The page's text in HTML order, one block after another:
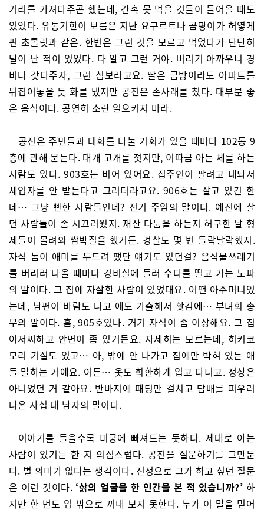
거리를 가져다주곤 했는데, 간혹 못 먹을 것들이 들어올 때도
있었다. 유통기한이 보름은 지난 요구르트나 곰팡이가 허옇게
핀 초콜릿과 같은. 한번은 그런 것을 모르고 먹었다가 단단히
탈이 난 적이 있었다. 다 알고 그런 거야. 버리기 아까우니 경
비나 갖다주자, 그런 심보라고요. 딸은 금방이라도 아파트를
뒤집어놓을 듯 화를 냈지만 공진은 손사래를 쳤다. 대부분 좋
은 음식이다. 공연히 소란 일으키지 마라.
공진은 주민들과 대화를 나눌 기회가 있을 때마다 102동 9
층에 관해 묻는다. 대개 고개를 젓지만, 이따금 아는 체를 하는
사람도 있다. 903호는 비어 있어요. 집주인이 팔려고 내놔서
세입자를 안 받는다고 그러더라고요. 906호는 살고 있긴 한
데… 그냥 빤한 사람들인데? 전기 주임의 말이다. 예전에 살
던 사람들이 좀 시끄러웠지. 재산 다툼을 하는지 허구한 날 형
제들이 몰려와 쌈박질을 했거든. 경찰도 몇 번 들락날락했지.
자식 놈이 애미를 두드려 팼단 얘기도 있던걸? 음식물쓰레기
를 버리러 나올 때마다 경비실에 들러 수다를 떨고 가는 노파
의 말이다. 그 집에 자살한 사람이 있었대요. 어떤 아주머니였
는데, 남편이 바람도 나고 애도 가출해서 홧김에… 부녀회 총
무의 말이다. 흠, 905호였나. 거기 자식이 좀 이상해요. 그 집
아저씨하고 안면이 좀 있거든요. 자세히는 모르는데, 히키코
모리 기질도 있고… 아, 밖에 안 나가고 집에만 박혀 있는 애
들 말하는 거예요. 여튼… 옷도 희한하게 입고 다니고. 정상은
아니었던 거 같아요. 반바지에 패딩만 걸치고 담배를 피우러
나온 사십 대 남자의 말이다.
이야기를 들을수록 미궁에 빠져드는 듯하다. 제대로 아는
사람이 있기는 한 지 의심스럽다. 공진을 질문하기를 그만둔
다. 별 의미가 없다는 생각이다. 진정으로 그가 하고 싶던 질문
은 이런 것이다. ‘삵의 얼굴을 한 인간을 본 적 있습니까?’ 하
지만 한 번도 입 밖으로 꺼내 보지 못한다. 누가 이 말을 믿어